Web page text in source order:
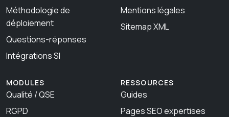
Méthodologie de
déploiement
Questions-réponses
Intégrations SI
Mentions légales
Sitemap XML
MODULES
Qualité / QSE
RGPD
RESSOURCES
Guides
Pages SEO expertises